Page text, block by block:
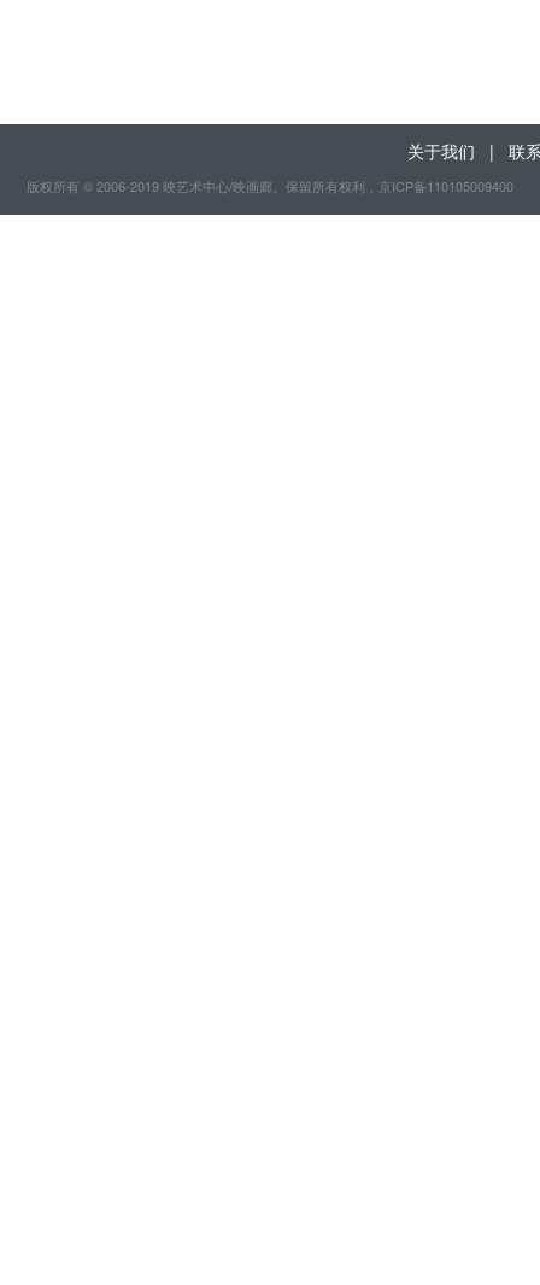
关于我们 | 联
版权所有 © 2006-2019 映艺术中心/映画廊。保留所有权利 ，京ICP备110105009400